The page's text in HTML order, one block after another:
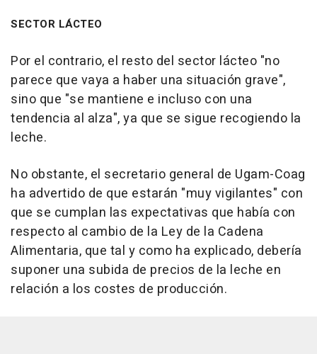
SECTOR LÁCTEO
Por el contrario, el resto del sector lácteo "no
parece que vaya a haber una situación grave",
sino que "se mantiene e incluso con una
tendencia al alza", ya que se sigue recogiendo la
leche.
No obstante, el secretario general de Ugam-Coag
ha advertido de que estarán "muy vigilantes" con
que se cumplan las expectativas que había con
respecto al cambio de la Ley de la Cadena
Alimentaria, que tal y como ha explicado, debería
suponer una subida de precios de la leche en
relación a los costes de producción.